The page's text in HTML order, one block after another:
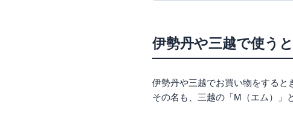
家族カードが無料で利用額
ポイントの交換先
ゴールドランクカードに
このような人におすすめ
伊勢丹や三越で使う
伊勢丹や三越でお買い物をすると
その名も、三越の「M（エム）」